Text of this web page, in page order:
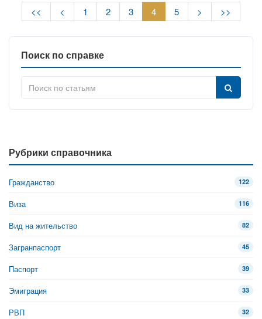
<< < 1 2 3 4 5 > >>
Поиск по справке
Рубрики справочника
Гражданство 122
Виза 116
Вид на жительство 82
Загранпаспорт 45
Паспорт 39
Эмиграция 33
РВП 32